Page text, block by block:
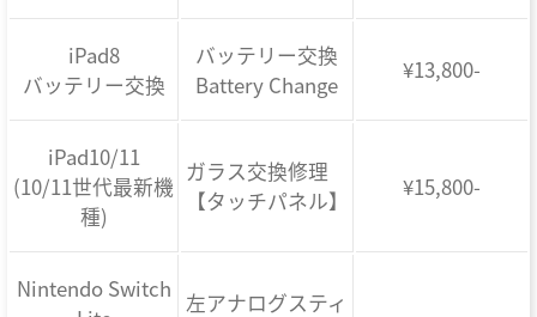
iPad8
バッテリー交換
バッテリー交換
Battery Change
¥13,800-
iPad10/11
(10/11世代最新機
種)
ガラス交換修理
【タッチパネル】
¥15,800-
Nintendo Switch 左アナログスティ